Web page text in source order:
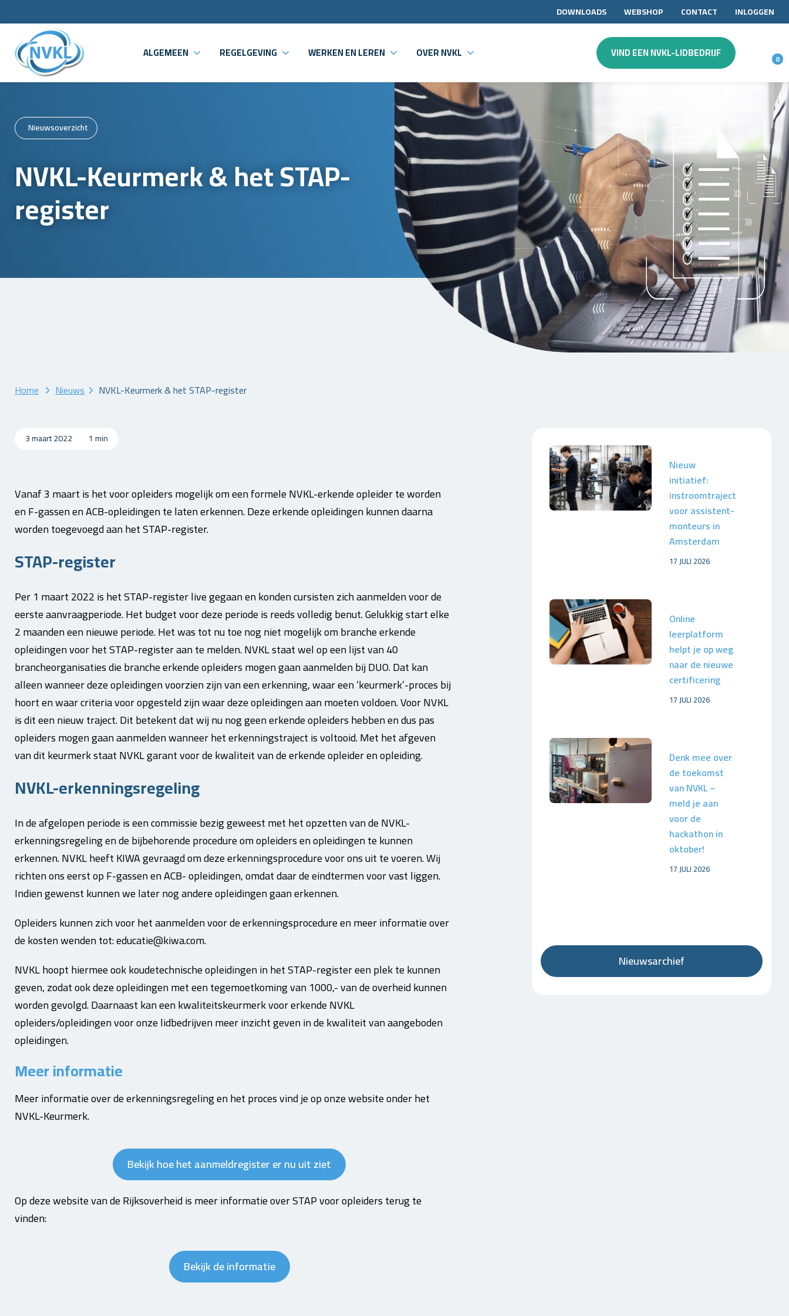
DOWNLOADS WEBSHOP CONTACT INLOGGEN
ALGEMEEN REGELGEVING WERKEN EN LEREN OVER NVKL VIND EEN NVKL-LIDBEDRIJF 0
Nieuwsoverzicht
NVKL-Keurmerk & het STAP-
register
Home Nieuws NVKL-Keurmerk & het STAP-register
3 maart 2022 1 min
Vanaf 3 maart is het voor opleiders mogelijk om een formele NVKL-erkende opleider te worden
en F-gassen en ACB-opleidingen te laten erkennen. Deze erkende opleidingen kunnen daarna
worden toegevoegd aan het STAP-register.
STAP-register
Per 1 maart 2022 is het STAP-register live gegaan en konden cursisten zich aanmelden voor de
eerste aanvraagperiode. Het budget voor deze periode is reeds volledig benut. Gelukkig start elke
2 maanden een nieuwe periode. Het was tot nu toe nog niet mogelijk om branche erkende
opleidingen voor het STAP-register aan te melden. NVKL staat wel op een lijst van 40
brancheorganisaties die branche erkende opleiders mogen gaan aanmelden bij DUO. Dat kan
alleen wanneer deze opleidingen voorzien zijn van een erkenning, waar een ‘keurmerk’-proces bij
hoort en waar criteria voor opgesteld zijn waar deze opleidingen aan moeten voldoen. Voor NVKL
is dit een nieuw traject. Dit betekent dat wij nu nog geen erkende opleiders hebben en dus pas
opleiders mogen gaan aanmelden wanneer het erkenningstraject is voltooid. Met het afgeven
van dit keurmerk staat NVKL garant voor de kwaliteit van de erkende opleider en opleiding.
NVKL-erkenningsregeling
In de afgelopen periode is een commissie bezig geweest met het opzetten van de NVKL-
erkenningsregeling en de bijbehorende procedure om opleiders en opleidingen te kunnen
erkennen. NVKL heeft KIWA gevraagd om deze erkenningsprocedure voor ons uit te voeren. Wij
richten ons eerst op F-gassen en ACB- opleidingen, omdat daar de eindtermen voor vast liggen.
Indien gewenst kunnen we later nog andere opleidingen gaan erkennen.
Opleiders kunnen zich voor het aanmelden voor de erkenningsprocedure en meer informatie over
de kosten wenden tot: educatie@kiwa.com.
NVKL hoopt hiermee ook koudetechnische opleidingen in het STAP-register een plek te kunnen
geven, zodat ook deze opleidingen met een tegemoetkoming van 1000,- van de overheid kunnen
worden gevolgd. Daarnaast kan een kwaliteitskeurmerk voor erkende NVKL
opleiders/opleidingen voor onze lidbedrijven meer inzicht geven in de kwaliteit van aangeboden
opleidingen.
Meer informatie
Meer informatie over de erkenningsregeling en het proces vind je op onze website onder het
NVKL-Keurmerk.
Bekijk hoe het aanmeldregister er nu uit ziet
Op deze website van de Rijksoverheid is meer informatie over STAP voor opleiders terug te
vinden:
Bekijk de informatie
Nieuw
initiatief:
instroomtraject
voor assistent-
monteurs in
Amsterdam
17 JULI 2026
Online
leerplatform
helpt je op weg
naar de nieuwe
certificering
17 JULI 2026
Denk mee over
de toekomst
van NVKL –
meld je aan
voor de
hackathon in
oktober!
17 JULI 2026
Nieuwsarchief